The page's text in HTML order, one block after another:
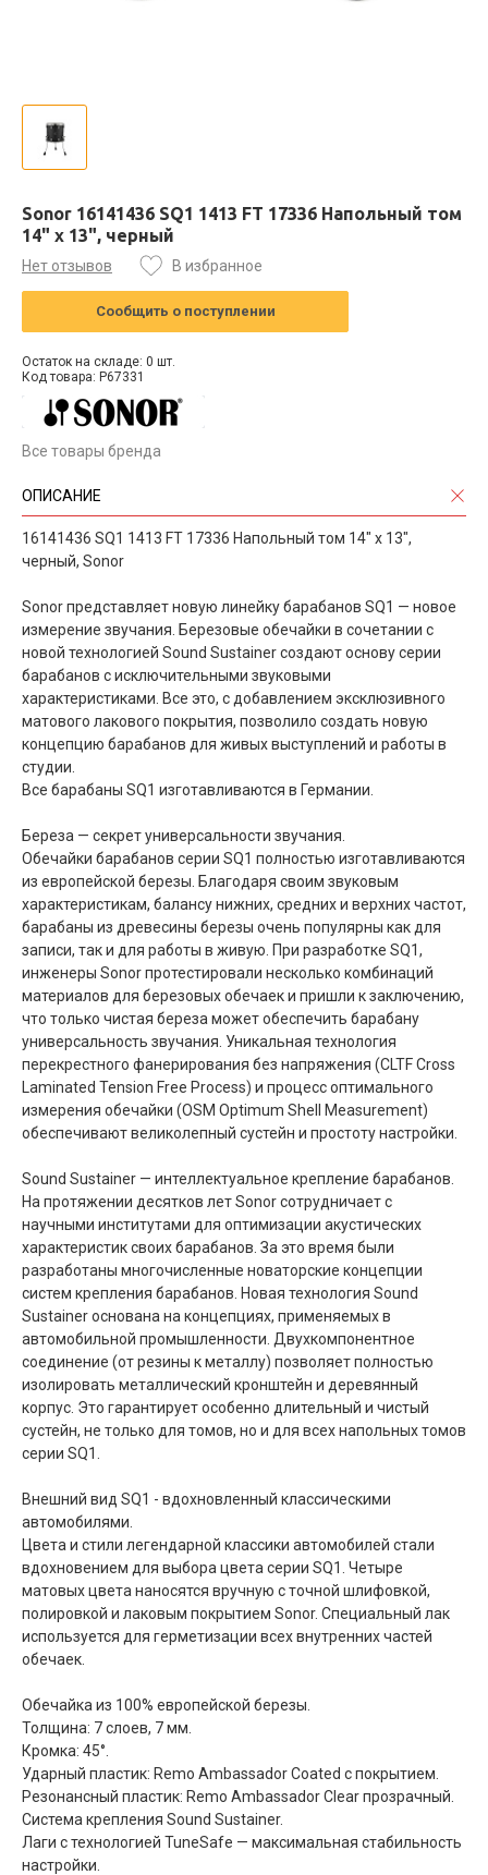
Sonor 16141436 SQ1 1413 FT 17336 Напольный том
14" x 13", черный
Нет отзывов В избранное
Сообщить о поступлении
Остаток на складе: 0 шт.
Код товара: P67331
Все товары бренда
ОПИСАНИЕ
16141436 SQ1 1413 FT 17336 Напольный том 14" x 13",
черный, Sonor
Sonor представляет новую линейку барабанов SQ1 — новое
измерение звучания. Березовые обечайки в сочетании с
новой технологией Sound Sustainer создают основу серии
барабанов с исключительными звуковыми
характеристиками. Все это, с добавлением эксклюзивного
матового лакового покрытия, позволило создать новую
концепцию барабанов для живых выступлений и работы в
студии.
Все барабаны SQ1 изготавливаются в Германии.
Береза — секрет универсальности звучания.
Обечайки барабанов серии SQ1 полностью изготавливаются
из европейской березы. Благодаря своим звуковым
характеристикам, балансу нижних, средних и верхних частот,
барабаны из древесины березы очень популярны как для
записи, так и для работы в живую. При разработке SQ1,
инженеры Sonor протестировали несколько комбинаций
материалов для березовых обечаек и пришли к заключению,
что только чистая береза может обеспечить барабану
универсальность звучания. Уникальная технология
перекрестного фанерирования без напряжения (CLTF Cross
Laminated Tension Free Process) и процесс оптимального
измерения обечайки (OSM Optimum Shell Measurement)
обеспечивают великолепный сустейн и простоту настройки.
Sound Sustainer — интеллектуальное крепление барабанов.
На протяжении десятков лет Sonor сотрудничает с
научными институтами для оптимизации акустических
характеристик своих барабанов. За это время были
разработаны многочисленные новаторские концепции
систем крепления барабанов. Новая технология Sound
Sustainer основана на концепциях, применяемых в
автомобильной промышленности. Двухкомпонентное
соединение (от резины к металлу) позволяет полностью
изолировать металлический кронштейн и деревянный
корпус. Это гарантирует особенно длительный и чистый
сустейн, не только для томов, но и для всех напольных томов
серии SQ1.
Внешний вид SQ1 - вдохновленный классическими
автомобилями.
Цвета и стили легендарной классики автомобилей стали
вдохновением для выбора цвета серии SQ1. Четыре
матовых цвета наносятся вручную с точной шлифовкой,
полировкой и лаковым покрытием Sonor. Специальный лак
используется для герметизации всех внутренних частей
обечаек.
Обечайка из 100% европейской березы.
Толщина: 7 слоев, 7 мм.
Кромка: 45°.
Ударный пластик: Remo Ambassador Coated с покрытием.
Резонансный пластик: Remo Ambassador Clear прозрачный.
Система крепления Sound Sustainer.
Лаги с технологией TuneSafe — максимальная стабильность
настройки.